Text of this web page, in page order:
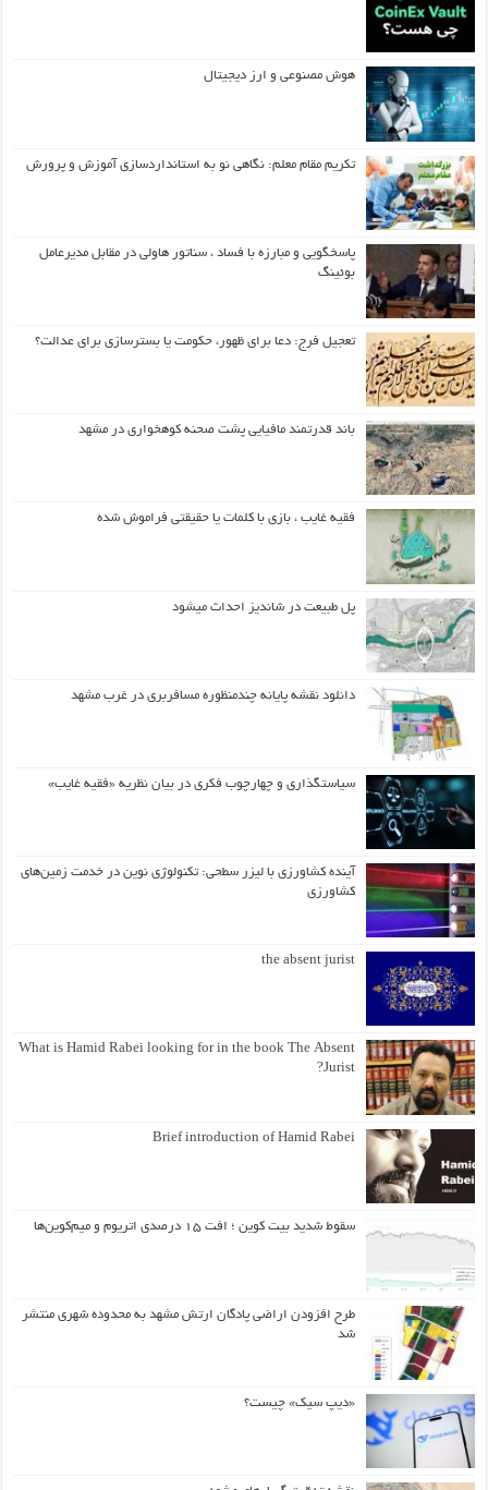
هوش مصنوعی و ارز دیجیتال
تکریم مقام معلم: نگاهی نو به استانداردسازی آموزش و پرورش
پاسخگویی و مبارزه با فساد ، سناتور هاولی در مقابل مدیرعامل
بوئینگ
تعجیل فرج: دعا برای ظهور، حکومت یا بسترسازی برای عدالت؟
باند قدرتمند مافیایی پشت صحنه کوهخواری در مشهد
فقیه غایب ، بازی با کلمات یا حقیقتی فراموش شده
پل طبیعت در شاندیز احداث میشود
دانلود نقشه پایانه چندمنظوره مسافربری در غرب مشهد
سیاستگذاری و چهارچوب فکری در بیان نظریه «فقیه غایب»
آینده کشاورزی با لیزر سطحی: تکنولوژی نوین در خدمت زمین‌های
کشاورزی
the absent jurist
What is Hamid Rabei looking for in the book The Absent
Jurist?
Brief introduction of Hamid Rabei
سقوط شدید بیت کوین ؛ افت ۱۵ درصدی اتریوم و میم‌کوین‌ها
طرح افزودن اراضی پادگان ارتش مشهد به محدوده شهری منتشر
شد
«دیپ سیک» چیست؟